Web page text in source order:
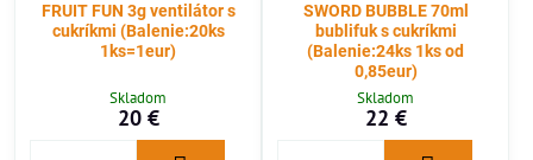
FRUIT FUN 3g ventilátor s
cukríkmi (Balenie:20ks
1ks=1eur)
Skladom
20 €
SWORD BUBBLE 70ml
bublifuk s cukríkmi
(Balenie:24ks 1ks od
0,85eur)
Skladom
22 €